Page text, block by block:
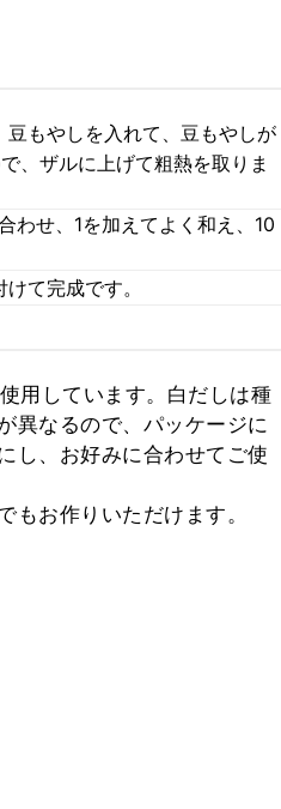
もやしを入れて、豆もやしが
、ザルに上げて粗熱を取りま
わせ、1を加えてよく和え、10
て完成です。
用しています。白だしは種
異なるので、パッケージに
し、お好みに合わせてご使
もお作りいただけます。